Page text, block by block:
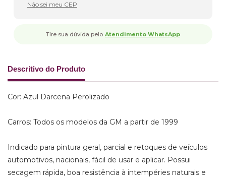
Não sei meu CEP
Tire sua dúvida pelo Atendimento WhatsApp
Descritivo do Produto
Cor: Azul Darcena Perolizado
Carros: Todos os modelos da GM a partir de 1999
Indicado para pintura geral, parcial e retoques de veículos
automotivos, nacionais, fácil de usar e aplicar. Possui
secagem rápida, boa resistência à intempéries naturais e